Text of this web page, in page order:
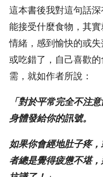
這本書後我對這句話
能接受什麼食物，其
情緒，感到愉快的或
或吃錯了，自己喜歡
需，就如作者所說：
「對於平常完全不注
身體發給你的訊號。
如果你會經地肚子疼
者總是覺得疲憊不堪